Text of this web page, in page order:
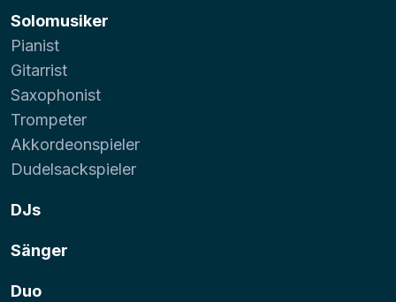
Solomusiker
Pianist
Gitarrist
Saxophonist
Trompeter
Akkordeonspieler
Dudelsackspieler
DJs
Sänger
Duo